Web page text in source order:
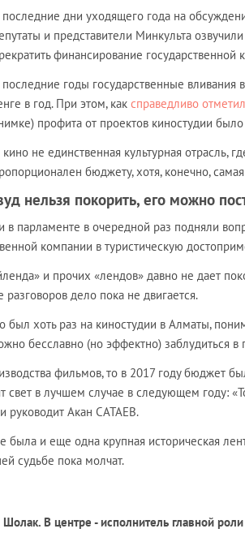
дни уходящего года на
и представители Минкульта
финансирование государственной
годы государственные
в год. При этом, как справедливо
профита от проектов киностудии
не единственная культурная отрасль,
бюджету, хотя, конечно,
нельзя покорить, его можно
в парламенте в очередной раз подняли
компании в туристическую
и прочих «лендов» давно не дает
разговоров дело пока не двигается.
был хоть раз на киностудии в Алматы,
бесславно (но эффектно) заблудиться в
фильмов, то в 2017 году бюджет
свет в лучшем случае в следующем году:
руководит Акан САТАЕВ.
была и еще одна крупная историческая
судьбе пока молчат.
В центре - исполнитель главной